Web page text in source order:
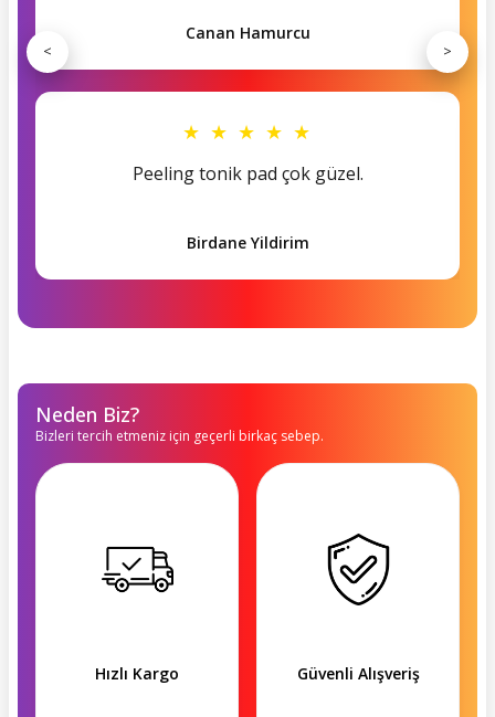
Canan Hamurcu
★ ★ ★ ★ ★
Peeling tonik pad çok güzel.
Birdane Yildirim
< >
Neden Biz?
Bizleri tercih etmeniz için geçerli birkaç sebep.
Hızlı Kargo Güvenli Alışveriş